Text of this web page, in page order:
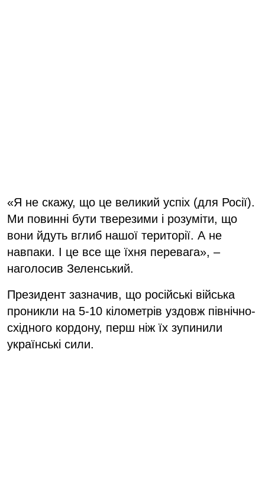
«Я не скажу, що це великий успіх (для Росії).
Ми повинні бути тверезими і розуміти, що
вони йдуть вглиб нашої території. А не
навпаки. І це все ще їхня перевага», –
наголосив Зеленський.
Президент зазначив, що російські війська
проникли на 5-10 кілометрів уздовж північно-
східного кордону, перш ніж їх зупинили
українські сили.